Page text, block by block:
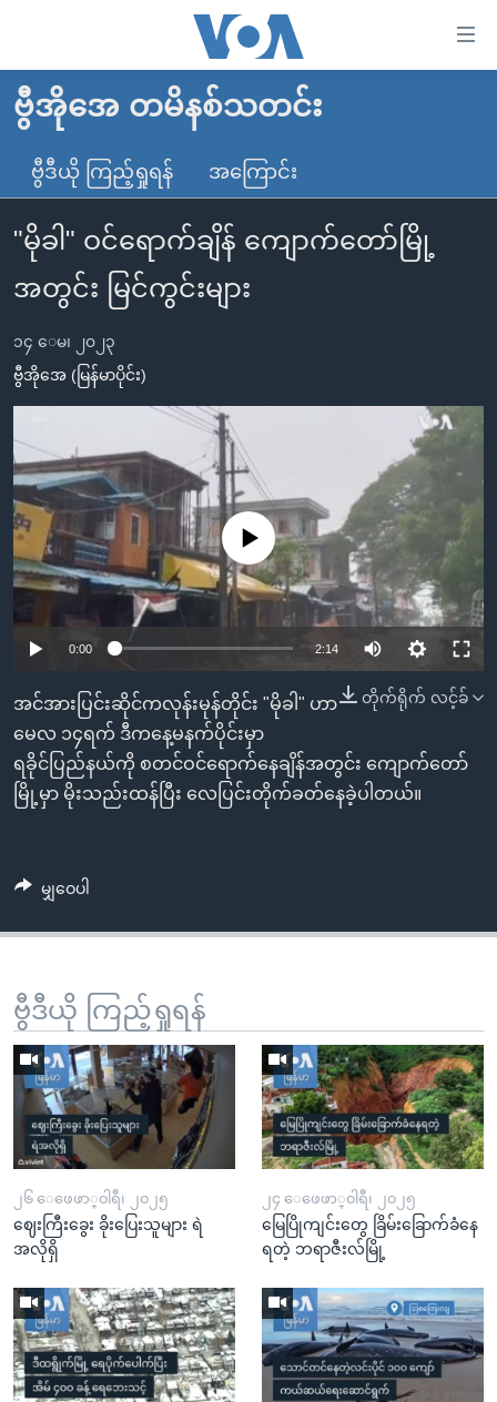
လွယ်ကူ
စေ
သည့်
Link
များ
ပင်မ
သို့
ကျော်
ရန်
ပင်မ
အ
ညွန်း
စာမျက်နှာ
သို့
ကျော်
ကြည့်
ရှာဖွေ
ရန်
နေရာ
သို့
မူလစာမျက်နှာ
မြန်မာ
ကမ္ဘာ့သတင်းများ
နိုင်ငံတကာ
အမေရိကန်
အစ္စရေး-ပါလက်စတိုင်း
ဗွီဒီယို
သတင်းလွတ်လပ်ခွင့်
ရပ်ဝန်းတခု လမ်းတခု အလွန်
အင်္ဂလိပ်စာလေ့လာမယ်
ရုပ်ရှင်ထဲက အင်္ဂလိပ်စာ
သုတပဒေသာ အင်္ဂလိပ်စာ
တီဗွီ
ရေဒီယိုနှင့်ရုပ်သံ အချက်အလက်များ
ရေဒီယို/တီဗွီအစီအစဉ်
Learning English
ဗွီအိုအေ လူမှုကွန်ယက်များ
ဘာသာစကားများ
ဗွီအိုအေ တမိနစ်သတင်း
ဗွီဒီယို ကြည့်ရှုရန် အကြောင်း
"မိုခါ" ဝင်ရောက်ချိန် ကျောက်တော်မြို့
အတွင်း မြင်ကွင်းများ
၁၄ ေမ၊ ၂၀၂၃
ဗွီအိုအေ (မြန်မာပိုင်း)
No media source currently available
0:00 2:14
တိုက်ရိုက် လင့်ခ်
အင်အားပြင်းဆိုင်ကလုန်းမုန်တိုင်း "မိုခါ" ဟာ
မေလ ၁၄ရက် ဒီကနေ့မနက်ပိုင်းမှာ
ရခိုင်ပြည်နယ်ကို စတင်ဝင်ရောက်နေချိန်အတွင်း ကျောက်တော်
မြို့မှာ မိုးသည်းထန်ပြီး လေပြင်းတိုက်ခတ်နေခဲ့ပါတယ်။
မျှဝေပါ
ဗွီဒီယို ကြည့်ရှုရန်
၂၆ ေဖေဖာ္၀ါရီ၊ ၂၀၂၅
ဈေးကြီးခွေး ခိုးပြေးသူများ ရဲ
အလိုရှိ
၂၄ ေဖေဖာ္၀ါရီ၊ ၂၀၂၅
မြေပြိုကျင်းတွေ ခြိမ်းခြောက်ခံနေ
ရတဲ့ ဘရာဇီးလ်မြို့